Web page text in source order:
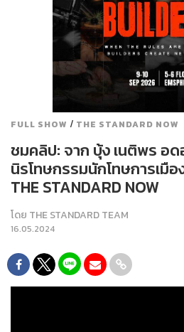
FULL SHOW / THE STANDARD NOW
ชมคลิป: จาก บุ้ง เนติพร อ
นิรโทษกรรมนักโทษการเมือ
THE STANDARD NOW
โดย THE STANDARD TEAM
16.05.2024